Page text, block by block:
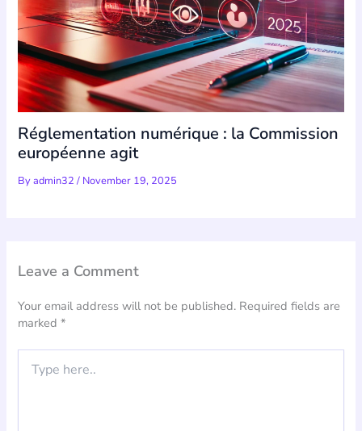
Réglementation numérique : la Commission
européenne agit
Byadmin32/ November 19, 2025
Leave a Comment
Your email address will not be published. Required fields are
marked*
here..